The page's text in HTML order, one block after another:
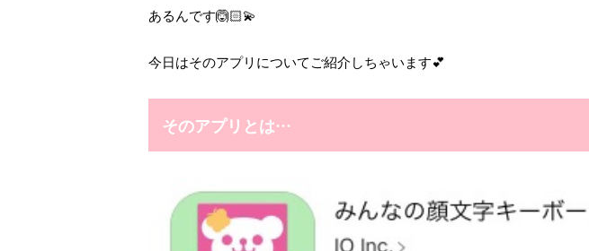
あるんです🙆🏻💫
今日はそのアプリについてご紹介しちゃいます💕
そのアプリとは…